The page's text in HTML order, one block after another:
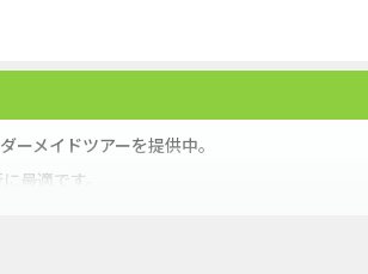
ーメイドツアーを提供中。
最適です。